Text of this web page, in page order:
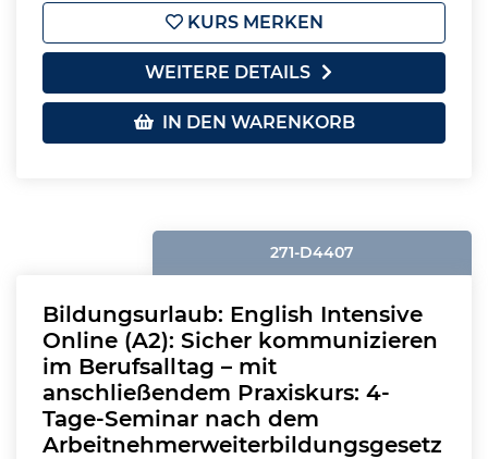
KURS MERKEN
WEITERE DETAILS
IN DEN WARENKORB
271-D4407
Bildungsurlaub: English Intensive
Online (A2): Sicher kommunizieren
im Berufsalltag – mit
anschließendem Praxiskurs: 4-
Tage-Seminar nach dem
Arbeitnehmerweiterbildungsgesetz